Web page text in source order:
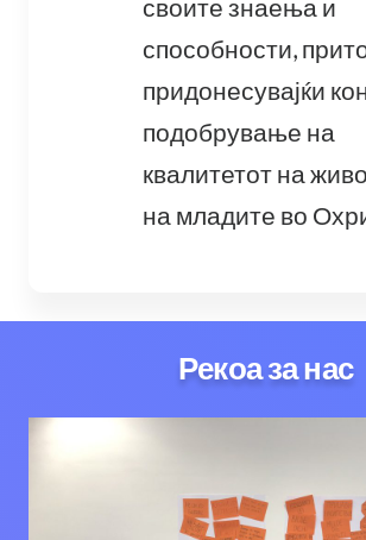
своите знаења и
способности,
придонесувајќи
подобрување на
квалитетот на
на младите во
Рекоа за нас